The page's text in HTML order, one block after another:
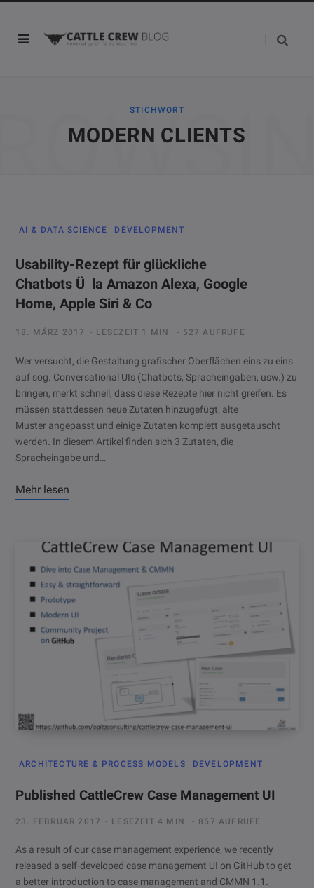
STICHWORT
MODERN CLIENTS
AI & DATA SCIENCE DEVELOPMENT
Usability-Rezept für glückliche
Chatbots Ü la Amazon Alexa, Google
Home, Apple Siri & Co
18. MÄRZ 2017 LESEZEIT 1 MIN. 527 AUFRUFE
Wer versucht, die Gestaltung grafischer Oberflächen eins zu eins
auf sog. Conversational UIs (Chatbots, Spracheingaben, usw.) zu
bringen, merkt schnell, dass diese Rezepte hier nicht greifen. Es
müssen stattdessen neue Zutaten hinzugefügt, alte
Muster angepasst und einige Zutaten komplett ausgetauscht
werden. In diesem Artikel finden sich 3 Zutaten, die
Spracheingabe und…
Mehr lesen
ARCHITECTURE & PROCESS MODELS DEVELOPMENT
Published CattleCrew Case Management UI
23. FEBRUAR 2017 LESEZEIT 4 MIN. 857 AUFRUFE
As a result of our case management experience, we recently
released a self-developed case management UI on GitHub to get
a better introduction to case management and CMMN 1.1.